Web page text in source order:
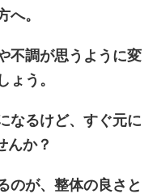
。
不調が思うように変
う。
なるけど、すぐ元に
んか？
のが、整体の良さと